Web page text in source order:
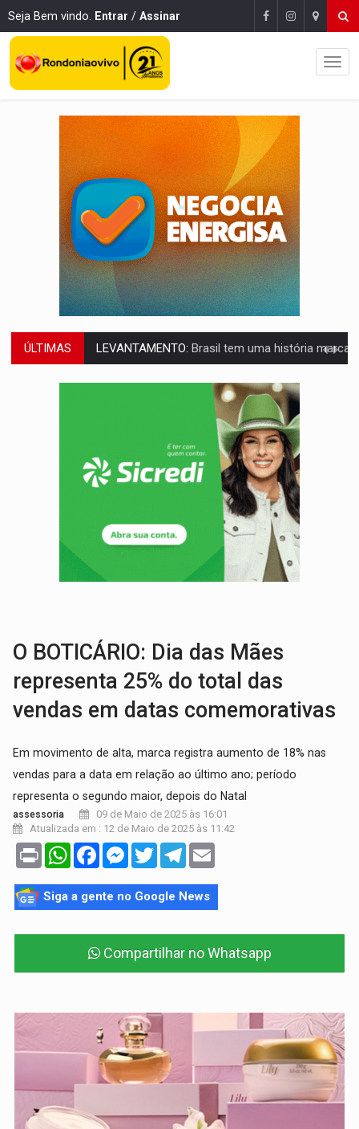
Seja Bem vindo. Entrar / Assinar
ÚLTIMAS LAMENTÁVEL:Mulher é encontrada morta dentro de residência
'XANDY DO MOTOCROSS':Pai morre em acidente na BR-364 duas semanas após
Cinco maiores colégios eleitorais concentram 53,7% dos
COLUNA SEMANAL: Largada foi dada e candidatos ao Governo de RO
SOB SUSPEITA:Entrega de 286 máquinas em Rondônia coincide com
Reter até 50% no distrato imobiliário é legal, mas não pode
DO HOSPITAL AO CAMPO:Veja as mais de 200 ações de Marcos
EXPANSÃO: Grupo Nova Era amplia presença em PVH e transforma Aramix
LEVANTAMENTO:
O BOTICÁRIO: Dia das Mães
representa 25% do total das
vendas em datas comemorativas
Em movimento de alta, marca registra aumento de 18% nas
vendas para a data em relação ao último ano; período
representa o segundo maior, depois do Natal
assessoria
09 de Maio de 2025 às 16:01
Atualizada em : 12 de Maio de 2025 às 11:42
Print WhatsAppFacebookMessenger
TwitterTelegram
Siga a gente no Google News
Compartilhar no Whatsapp